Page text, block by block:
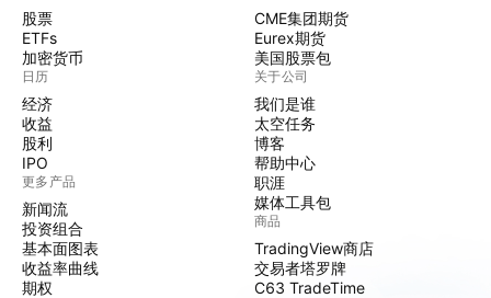
股票
ETFs
加密货币
日历
经济
收益
股利
IPO
更多产品
新闻流
投资组合
基本面图表
收益率曲线
期权
CME集团期货
Eurex期货
美国股票包
关于公司
我们是谁
太空任务
博客
帮助中心
职涯
媒体工具包
商品
TradingView商店
交易者塔罗牌
C63 TradeTime